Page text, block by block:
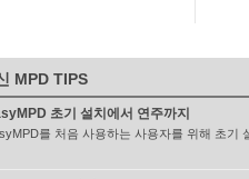
MPD TIPS
초기 설치에서 연주까지
를 처음 사용하는 사용자를 위해 초기